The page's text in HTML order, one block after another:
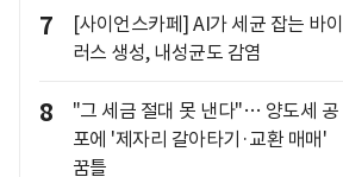
7
[사이언스카페] AI가 세균 잡는 바이
러스 생성, 내성균도 감염
8
"그 세금 절대 못 낸다"… 양도세 공
포에 '제자리 갈아타기·교환 매매'
꿈틀